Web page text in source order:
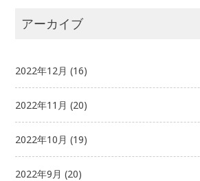
アーカイブ
2022年12月 (16)
2022年11月 (20)
2022年10月 (19)
2022年9月 (20)